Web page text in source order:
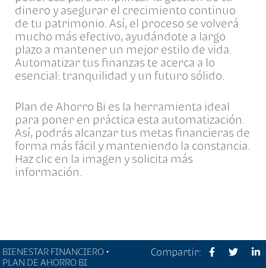
dinero y asegurar el crecimiento continuo
de tu patrimonio. Así, el proceso se volverá
mucho más efectivo, ayudándote a largo
plazo a mantener un mejor estilo de vida.
Automatizar tus finanzas te acerca a lo
esencial: tranquilidad y un futuro sólido.
Plan de Ahorro Bi es la herramienta ideal
para poner en práctica esta automatización.
Así, podrás alcanzar tus metas financieras de
forma más fácil y manteniendo la constancia.
Haz clic en la imagen y solicita más
información.
BIENESTAR FINANCIERO •
PLAN DE AHORRO BI
Compartir: